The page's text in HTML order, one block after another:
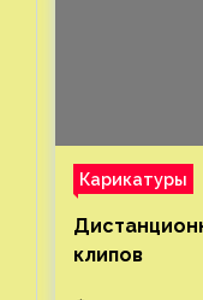
Карикатуры
клипов⁠⁠